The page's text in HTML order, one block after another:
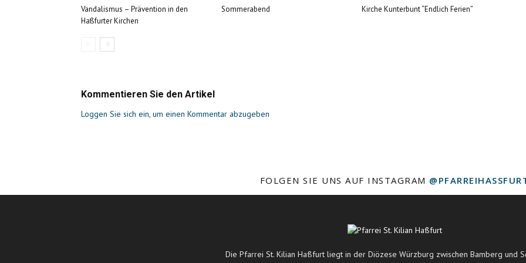
Vandalismus – Prävention in den
Haßfurter Kirchen
Sommerabend Kirche Kunterbunt “Endlich Ferien”
Kommentieren Sie den Artikel
Loggen Sie sich ein, um einen Kommentar abzugeben
FOLGEN SIE UNS AUF INSTAGRAM
Die Pfarrei St. Kilian Haßfurt liegt in der Diözese Würzburg zwischen Bamberg und